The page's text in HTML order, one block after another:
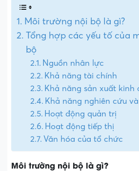
Môi trường nội bộ là gì?
Tổng hợp các yếu tố của
bộ
Nguồn nhân lực
Khả năng tài chính
Khả năng sản xuất kinh
Khả năng nghiên cứu
Hoạt động quản trị
Hoạt động tiếp thị
Văn hóa của tổ chức
Môi trường nội bộ là gì?